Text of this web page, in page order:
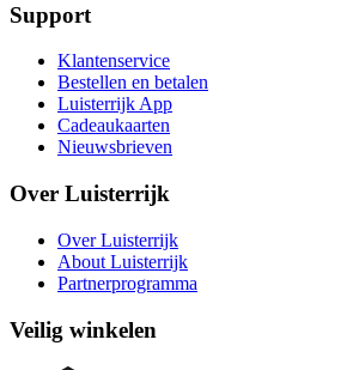
Support
Klantenservice
Bestellen en betalen
Luisterrijk App
Cadeaukaarten
Nieuwsbrieven
Over Luisterrijk
Over Luisterrijk
About Luisterrijk
Partnerprogramma
Veilig winkelen